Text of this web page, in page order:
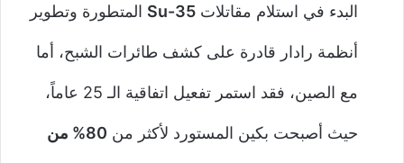
البدء في استلام مقاتلات Su-35 المتطورة وتطوير
أنظمة رادار قادرة على كشف طائرات الشبح، أما
مع الصين، فقد استمر تفعيل اتفاقية الـ 25 عاماً،
حيث أصبحت بكين المستورد لأكثر من 80% من